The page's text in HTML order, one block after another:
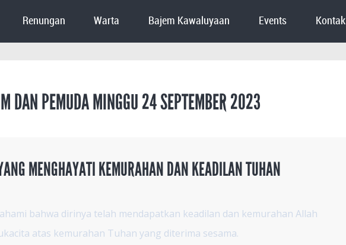
Renungan Warta Bajem Kawaluyaan Events Kontak
DAN PEMUDA MINGGU 24 SEPTEMBER 2023
MENGHAYATI KEMURAHAN DAN KEADILAN TUHAN
bahwa dirinya telah mendapatkan keadilan dan kemurahan Allah
atas kemurahan Tuhan yang diterima sesama.